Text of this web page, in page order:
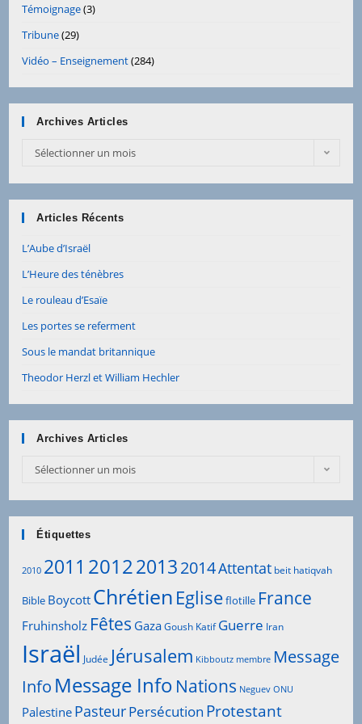
Témoignage(3)
Tribune(29)
Vidéo – Enseignement(284)
Archives Articles
Archives
Sélectionner un mois
Articles Récents
L’Aube d’Israël
L’Heure des ténèbres
Le rouleau d’Esaïe
Les portes se referment
Sous le mandat britannique
Theodor Herzl et William Hechler
Archives Articles
Archives
Sélectionner un mois
Étiquettes
2010 2011 201220132014Attentat beit hatiqvah
Bible Boycott Chrétien Egliseflotille France
Fruhinsholz Fêtes GazaGoush Katif Guerre Iran
Israël Judée Jérusalem Kibboutz membre Message
Info Message Info Nations Neguev ONU
Palestine PasteurPersécution Protestant